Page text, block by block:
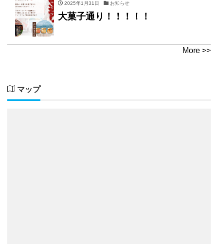
2025年1月31日 お知らせ
大菓子通り！！！！！
More >>
マップ